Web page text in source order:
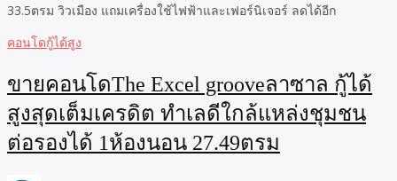
33.5ตรม วิวเมือง แถมเครื่องใช้ไฟฟ้าและเฟอร์นิเจอร์ ลดได้อีก
คอนโดกู้ได้สูง
ขายคอนโดThe Excel grooveลาซาล กู้ได้
สูงสุดเต็มเครดิต ทำเลดีใกล้แหล่งชุมชน
ต่อรองได้ 1ห้องนอน 27.49ตรม